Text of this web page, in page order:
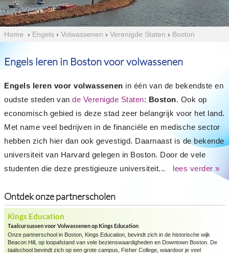
Home › Engels › Volwassenen › Verenigde Staten › Boston
Engels leren in Boston voor volwassenen
Engels leren voor volwassenen in één van de bekendste en
oudste steden van de Verenigde Staten: Boston. Ook op
economisch gebied is deze stad zeer belangrijk voor het land.
Met name veel bedrijven in de financiële en medische sector
hebben zich hier dan ook gevestigd. Daarnaast is de bekende
universiteit van Harvard gelegen in Boston. Door de vele
studenten die deze prestigieuze universiteit...
lees verder »
Ontdek onze partnerscholen
Kings Education
Taalcursussen voor Volwassenen op Kings Education
Onze partnerschool in Boston, Kings Education, bevindt zich in de historische wijk
Beacon Hill, op loopafstand van vele bezienswaardigheden en Downtown Boston. De
taalschool bevindt zich op een grote campus, Fisher College, waardoor je veel